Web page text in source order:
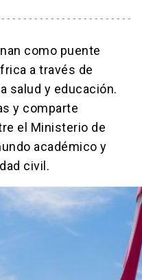
como puente
a través de
salud y educación.
y comparte
el Ministerio de
académico y
civil.